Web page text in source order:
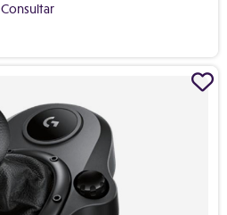
Consultar